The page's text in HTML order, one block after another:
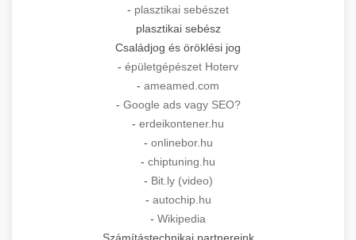
- plasztikai sebészet
plasztikai sebész
Családjog és öröklési jog
- épületgépészet Hoterv
- ameamed.com
- Google ads vagy SEO?
- erdeikontener.hu
- onlinebor.hu
- chiptuning.hu
- Bit.ly (video)
- autochip.hu
- Wikipedia